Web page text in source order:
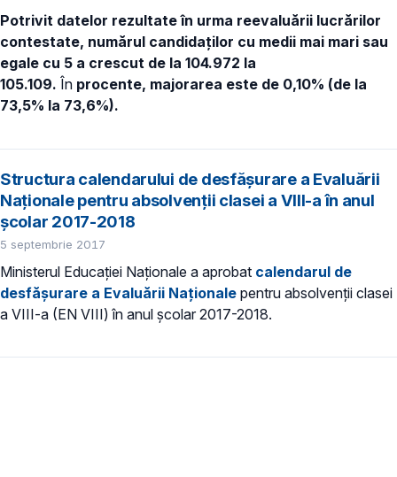
Potrivit datelor rezultate în urma reevaluării lucrărilor
contestate, numărul candidaţilor cu medii mai mari sau
egale cu 5 a crescut de la 104.972 la
105.109. În procente, majorarea este de 0,10% (de la
73,5% la 73,6%).
Structura calendarului de desfăşurare a Evaluării
Naţionale pentru absolvenții clasei a VIII-a în anul
şcolar 2017-2018
5 septembrie 2017
Ministerul Educației Naționale a aprobat calendarul de
desfăşurare a Evaluării Naţionale pentru absolvenții clasei
a VIII-a (EN VIII) în anul şcolar 2017-2018.